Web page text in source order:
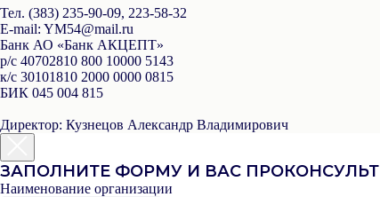
Тел. (383) 235-90-09, 223-58-32
Е-mail: YM54@mail.ru
Банк АО «Банк АКЦЕПТ»
р/с 40702810 800 10000 5143
к/с 30101810 2000 0000 0815
БИК 045 004 815
Директор: Кузнецов Александр Владимирович
ЗАПОЛНИТЕ ФОРМУ И ВАС
Наименование организации